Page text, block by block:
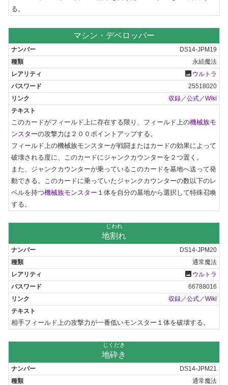
る。
マシン・デベロッパー
DS14-JPM19
永続魔法
photo ウルトラ
25518020
収録 ／公式 ／Wiki
このカードがフィールド上に存在する限り、フィールド上の機械族モ
ンスターの攻撃力は２００ポイントアップする。
フィールド上の機械族モンスターが戦闘またはカードの効果によって
破壊される度に、このカードにジャンクカウンターを２つ置く。
また、ジャンクカウンターが乗っているこのカードを墓地へ送って発
動できる。このカードに乗っていたジャンクカウンターの数以下のレ
ベルを持つ機械族モンスター １体を自分の墓地から選択して特殊召喚
する。
じわれ
地割れ
DS14-JPM20
通常魔法
photo ウルトラ
66788016
収録／公式／Wiki
相手フィールド上の攻撃力が一番低いモンスター１体を破壊する。
じくだき
地砕き
DS14-JPM21
通常魔法